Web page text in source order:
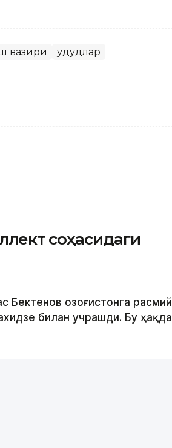
вазири
Ҳудудлар
соҳасидаги
Бектенов Қозоғистонга расмий
билан учрашди. Бу ҳақда